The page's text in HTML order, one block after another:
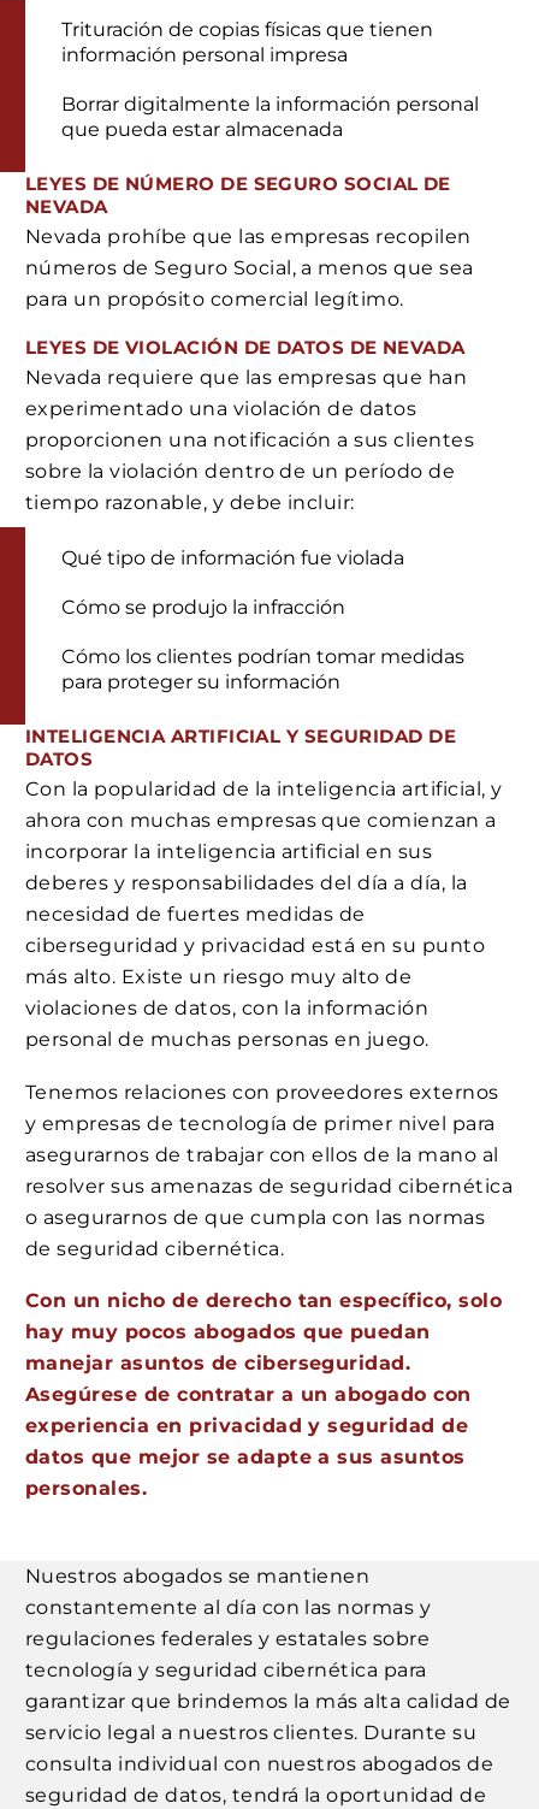
Trituración de copias físicas que tienen
información personal impresa
Borrar digitalmente la información personal
que pueda estar almacenada
LEYES DE NÚMERO DE SEGURO SOCIAL DE
NEVADA
Nevada prohíbe que las empresas recopilen
números de Seguro Social, a menos que sea
para un propósito comercial legítimo.
LEYES DE VIOLACIÓN DE DATOS DE NEVADA
Nevada requiere que las empresas que han
experimentado una violación de datos
proporcionen una notificación a sus clientes
sobre la violación dentro de un período de
tiempo razonable, y debe incluir:
Qué tipo de información fue violada
Cómo se produjo la infracción
Cómo los clientes podrían tomar medidas
para proteger su información
INTELIGENCIA ARTIFICIAL Y SEGURIDAD DE
DATOS
Con la popularidad de la inteligencia artificial, y
ahora con muchas empresas que comienzan a
incorporar la inteligencia artificial en sus
deberes y responsabilidades del día a día, la
necesidad de fuertes medidas de
ciberseguridad y privacidad está en su punto
más alto. Existe un riesgo muy alto de
violaciones de datos, con la información
personal de muchas personas en juego.
Tenemos relaciones con proveedores externos
y empresas de tecnología de primer nivel para
asegurarnos de trabajar con ellos de la mano al
resolver sus amenazas de seguridad cibernética
o asegurarnos de que cumpla con las normas
de seguridad cibernética.
Con un nicho de derecho tan específico, solo
hay muy pocos abogados que puedan
manejar asuntos de ciberseguridad.
Asegúrese de contratar a un abogado con
experiencia en privacidad y seguridad de
datos que mejor se adapte a sus asuntos
personales.
Nuestros abogados se mantienen
constantemente al día con las normas y
regulaciones federales y estatales sobre
tecnología y seguridad cibernética para
garantizar que brindemos la más alta calidad de
servicio legal a nuestros clientes. Durante su
consulta individual con nuestros abogados de
seguridad de datos, tendrá la oportunidad de